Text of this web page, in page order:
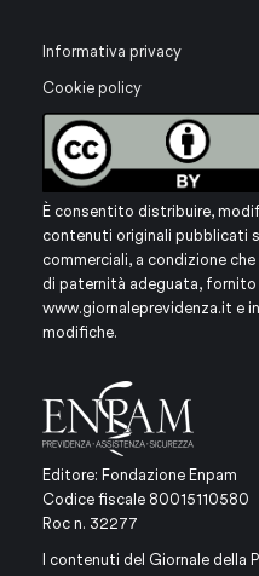
Informativa privacy
Cookie policy
È consentito distribuire,
contenuti originali pubblicati
commerciali, a condizione
di paternità adeguata, fornito
www.giornaleprevidenza.it e
modifiche.
Editore: Fondazione Enpam
Codice fiscale 80015110580
Roc n. 32277
I contenuti del Giornale della